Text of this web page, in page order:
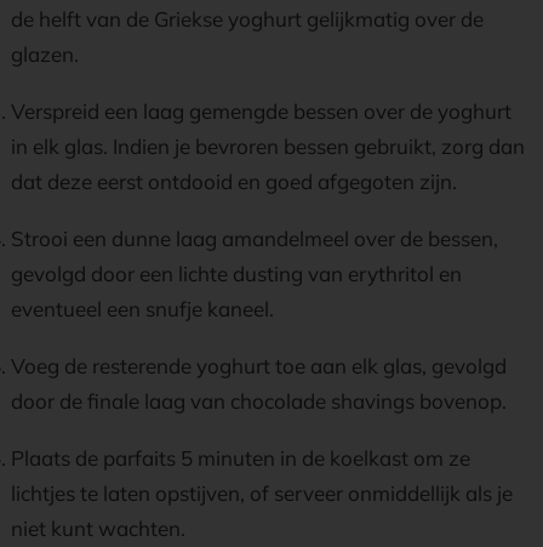
de helft van de Griekse yoghurt gelijkmatig over de
glazen.
Verspreid een laag gemengde bessen over de yoghurt
in elk glas. Indien je bevroren bessen gebruikt, zorg dan
dat deze eerst ontdooid en goed afgegoten zijn.
Strooi een dunne laag amandelmeel over de bessen,
gevolgd door een lichte dusting van erythritol en
eventueel een snufje kaneel.
Voeg de resterende yoghurt toe aan elk glas, gevolgd
door de finale laag van chocolade shavings bovenop.
Plaats de parfaits 5 minuten in de koelkast om ze
lichtjes te laten opstijven, of serveer onmiddellijk als je
niet kunt wachten.